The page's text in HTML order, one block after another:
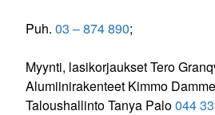
Puh. 03 – 874 890;
Myynti, lasikorjaukset Tero
Alumiinirakenteet Kimmo
Taloushallinto Tanya Palo044